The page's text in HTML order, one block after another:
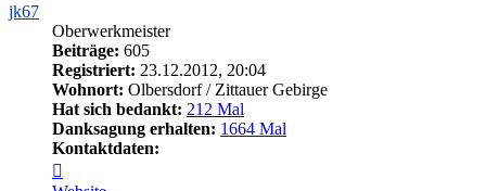
jk67
Oberwerkmeister
Beiträge: 605
Registriert: 23.12.2012, 20:04
Wohnort: Olbersdorf / Zittauer Gebirge
Hat sich bedankt: 212 Mal
Danksagung erhalten: 1664 Mal
Kontaktdaten:
von